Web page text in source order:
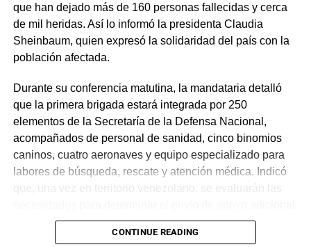
que han dejado más de 160 personas fallecidas y cerca
de mil heridas. Así lo informó la presidenta Claudia
Sheinbaum, quien expresó la solidaridad del país con la
población afectada.
Durante su conferencia matutina, la mandataria detalló
que la primera brigada estará integrada por 250
elementos de la Secretaría de la Defensa Nacional,
acompañados de personal de sanidad, cinco binomios
caninos, cuatro aeronaves y equipo especializado para
labores de búsqueda, rescate y atención médica. Indicó
que, una vez en territorio venezolano, se evaluarán las
De acuerdo con reportes oficiales, los sismos alcanzaron
CONTINUE READING